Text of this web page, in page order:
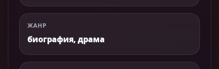
ЖАНР
биография, драма